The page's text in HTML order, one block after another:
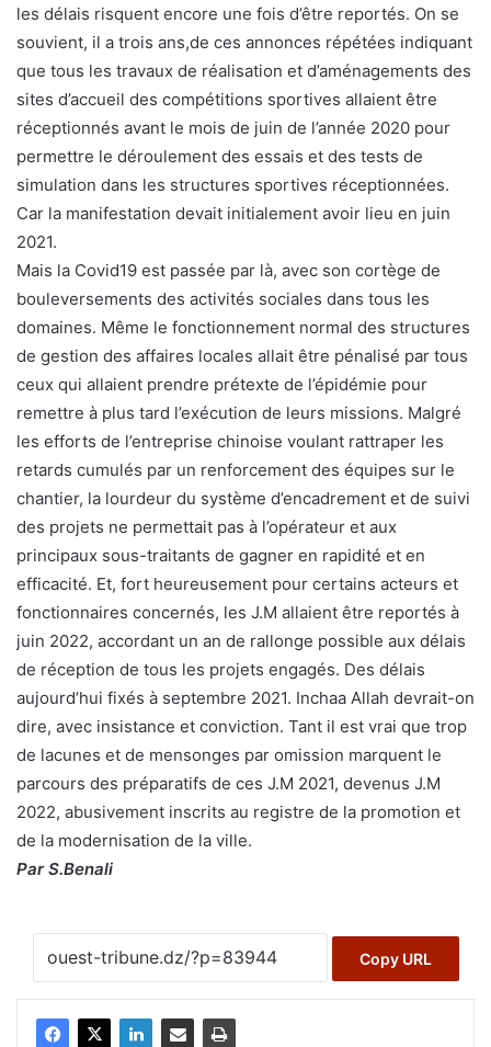
les délais risquent encore une fois d’être reportés. On se
souvient, il a trois ans,de ces annonces répétées indiquant
que tous les travaux de réalisation et d’aménagements des
sites d’accueil des compétitions sportives allaient être
réceptionnés avant le mois de juin de l’année 2020 pour
permettre le déroulement des essais et des tests de
simulation dans les structures sportives réceptionnées.
Car la manifestation devait initialement avoir lieu en juin
2021.
Mais la Covid19 est passée par là, avec son cortège de
bouleversements des activités sociales dans tous les
domaines. Même le fonctionnement normal des structures
de gestion des affaires locales allait être pénalisé par tous
ceux qui allaient prendre prétexte de l’épidémie pour
remettre à plus tard l’exécution de leurs missions. Malgré
les efforts de l’entreprise chinoise voulant rattraper les
retards cumulés par un renforcement des équipes sur le
chantier, la lourdeur du système d’encadrement et de suivi
des projets ne permettait pas à l’opérateur et aux
principaux sous-traitants de gagner en rapidité et en
efficacité. Et, fort heureusement pour certains acteurs et
fonctionnaires concernés, les J.M allaient être reportés à
juin 2022, accordant un an de rallonge possible aux délais
de réception de tous les projets engagés. Des délais
aujourd’hui fixés à septembre 2021. Inchaa Allah devrait-on
dire, avec insistance et conviction. Tant il est vrai que trop
de lacunes et de mensonges par omission marquent le
parcours des préparatifs de ces J.M 2021, devenus J.M
2022, abusivement inscrits au registre de la promotion et
de la modernisation de la ville.
Par S.Benali
Copy URL